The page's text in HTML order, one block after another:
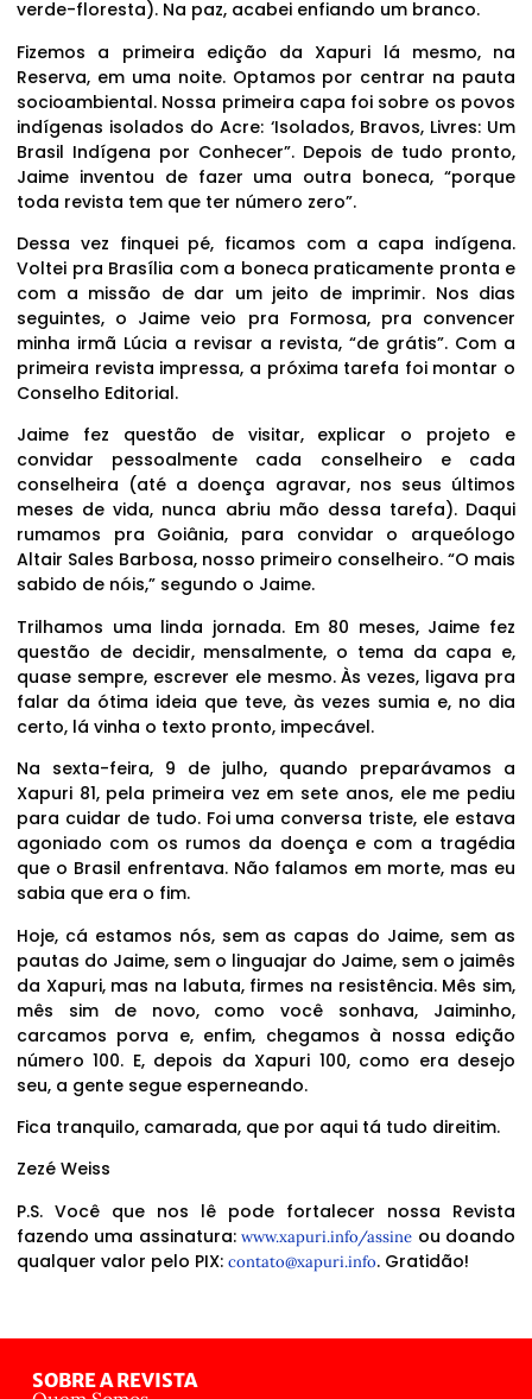
verde-floresta). Na paz, acabei enfiando um branco.
Fizemos a primeira edição da Xapuri lá mesmo, na
Reserva, em uma noite. Optamos por centrar na pauta
socioambiental. Nossa primeira capa foi sobre os povos
indígenas isolados do Acre: ‘Isolados, Bravos, Livres: Um
Brasil Indígena por Conhecer”. Depois de tudo pronto,
Jaime inventou de fazer uma outra boneca, “porque
toda revista tem que ter número zero”.
Dessa vez finquei pé, ficamos com a capa indígena.
Voltei pra Brasília com a boneca praticamente pronta e
com a missão de dar um jeito de imprimir. Nos dias
seguintes, o Jaime veio pra Formosa, pra convencer
minha irmã Lúcia a revisar a revista, “de grátis”. Com a
primeira revista impressa, a próxima tarefa foi montar o
Conselho Editorial.
Jaime fez questão de visitar, explicar o projeto e
convidar pessoalmente cada conselheiro e cada
conselheira (até a doença agravar, nos seus últimos
meses de vida, nunca abriu mão dessa tarefa). Daqui
rumamos pra Goiânia, para convidar o arqueólogo
Altair Sales Barbosa, nosso primeiro conselheiro. “O mais
sabido de nóis,” segundo o Jaime.
Trilhamos uma linda jornada. Em 80 meses, Jaime fez
questão de decidir, mensalmente, o tema da capa e,
quase sempre, escrever ele mesmo. Às vezes, ligava pra
falar da ótima ideia que teve, às vezes sumia e, no dia
certo, lá vinha o texto pronto, impecável.
Na sexta-feira, 9 de julho, quando preparávamos a
Xapuri 81, pela primeira vez em sete anos, ele me pediu
para cuidar de tudo. Foi uma conversa triste, ele estava
agoniado com os rumos da doença e com a tragédia
que o Brasil enfrentava. Não falamos em morte, mas eu
sabia que era o fim.
Hoje, cá estamos nós, sem as capas do Jaime, sem as
pautas do Jaime, sem o linguajar do Jaime, sem o jaimês
da Xapuri, mas na labuta, firmes na resistência. Mês sim,
mês sim de novo, como você sonhava, Jaiminho,
carcamos porva e, enfim, chegamos à nossa edição
número 100. E, depois da Xapuri 100, como era desejo
seu, a gente segue esperneando.
Fica tranquilo, camarada, que por aqui tá tudo direitim.
Zezé Weiss
P.S. Você que nos lê pode fortalecer nossa Revista
fazendo uma assinatura:www.xapuri.info/assine ou doando
qualquer valor pelo PIX: contato@xapuri.info. Gratidão!
SOBRE A REVISTA